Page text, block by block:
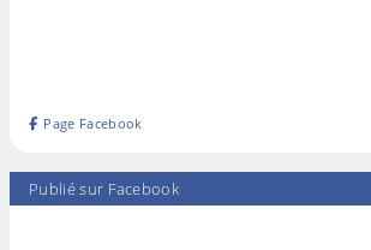
Page Facebook
Publié sur Facebook